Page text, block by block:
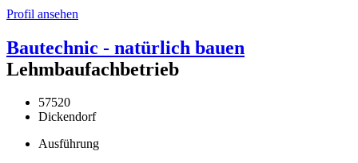
Profil ansehen
Bautechnic - natürlich bauen
Lehmbaufachbetrieb
57520
Dickendorf
Ausführung